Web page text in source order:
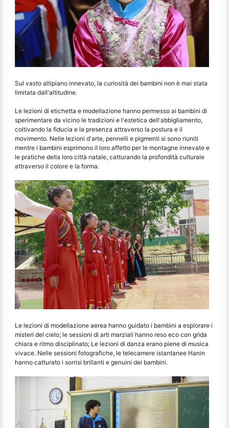
Sul vasto altipiano innevato, la curiosità dei bambini non è mai stata
limitata dall'altitudine.
Le lezioni di etichetta e modellazione hanno permesso ai bambini di
sperimentare da vicino le tradizioni e l'estetica dell'abbigliamento,
coltivando la fiducia e la presenza attraverso la postura e il
movimento. Nelle lezioni d'arte, pennelli e pigmenti si sono riuniti
mentre i bambini esprimono il loro affetto per le montagne innevate e
le pratiche della loro città natale, catturando la profondità culturale
attraverso il colore e la forma.
Le lezioni di modellazione aerea hanno guidato i bambini a esplorare i
misteri del cielo; le sessioni di arti marziali hanno reso eco con grida
chiara e ritmo disciplinato; Le lezioni di danza erano piene di musica
vivace. Nelle sessioni fotografiche, le telecamere istantanee Hanin
hanno catturato i sorrisi brillanti e genuini dei bambini.